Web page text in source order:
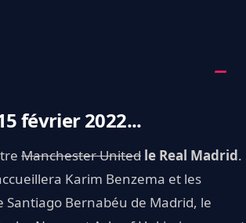
février 2022...
Manchester United le Real Madrid.
Karim Benzema et les
Bernabéu de Madrid, le